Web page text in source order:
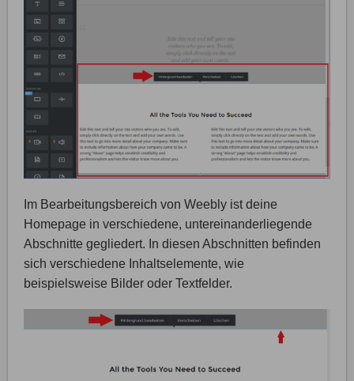
Im Bearbeitungsbereich von Weebly ist deine
Homepage in verschiedene, untereinanderliegende
Abschnitte gegliedert. In diesen Abschnitten befinden
sich verschiedene Inhaltselemente, wie
beispielsweise Bilder oder Textfelder.